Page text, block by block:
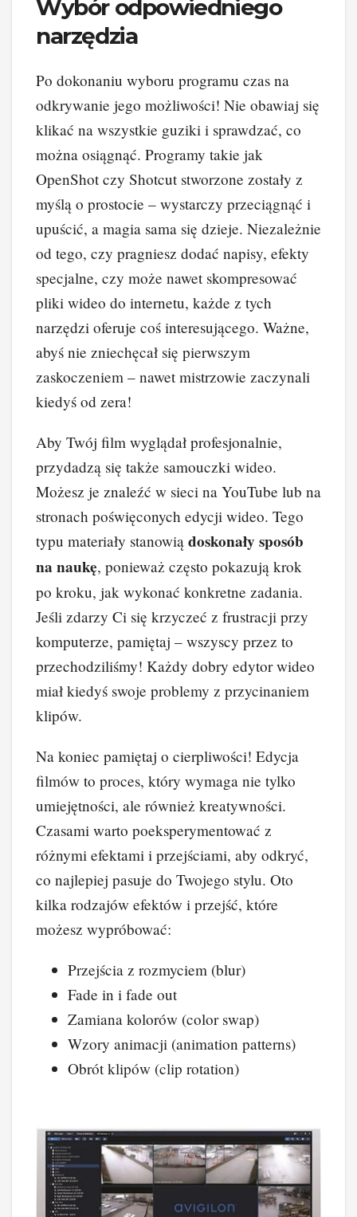
Wybór odpowiedniego
narzędzia
Po dokonaniu wyboru programu czas na
odkrywanie jego możliwości! Nie obawiaj się
klikać na wszystkie guziki i sprawdzać, co
można osiągnąć. Programy takie jak
OpenShot czy Shotcut stworzone zostały z
myślą o prostocie – wystarczy przeciągnąć i
upuścić, a magia sama się dzieje. Niezależnie
od tego, czy pragniesz dodać napisy, efekty
specjalne, czy może nawet skompresować
pliki wideo do internetu, każde z tych
narzędzi oferuje coś interesującego. Ważne,
abyś nie zniechęcał się pierwszym
zaskoczeniem – nawet mistrzowie zaczynali
kiedyś od zera!
Aby Twój film wyglądał profesjonalnie,
przydadzą się także samouczki wideo.
Możesz je znaleźć w sieci na YouTube lub na
stronach poświęconych edycji wideo. Tego
typu materiały stanowią doskonały sposób
na naukę, ponieważ często pokazują krok
po kroku, jak wykonać konkretne zadania.
Jeśli zdarzy Ci się krzyczeć z frustracji przy
komputerze, pamiętaj – wszyscy przez to
przechodziliśmy! Każdy dobry edytor wideo
miał kiedyś swoje problemy z przycinaniem
klipów.
Na koniec pamiętaj o cierpliwości! Edycja
filmów to proces, który wymaga nie tylko
umiejętności, ale również kreatywności.
Czasami warto poeksperymentować z
różnymi efektami i przejściami, aby odkryć,
co najlepiej pasuje do Twojego stylu. Oto
kilka rodzajów efektów i przejść, które
możesz wypróbować:
Przejścia z rozmyciem (blur)
Fade in i fade out
Zamiana kolorów (color swap)
Wzory animacji (animation patterns)
Obrót klipów (clip rotation)